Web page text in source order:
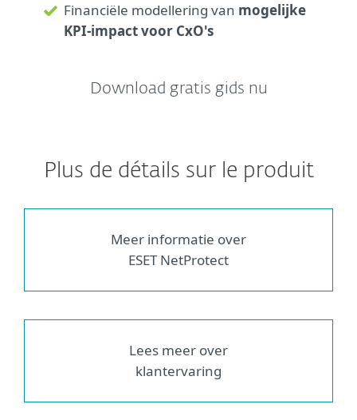
Financiële modellering van mogelijke
KPI-impact voor CxO's
Download gratis gids nu
Plus de détails sur le produit
Meer informatie over
ESET NetProtect
Lees meer over
klantervaring